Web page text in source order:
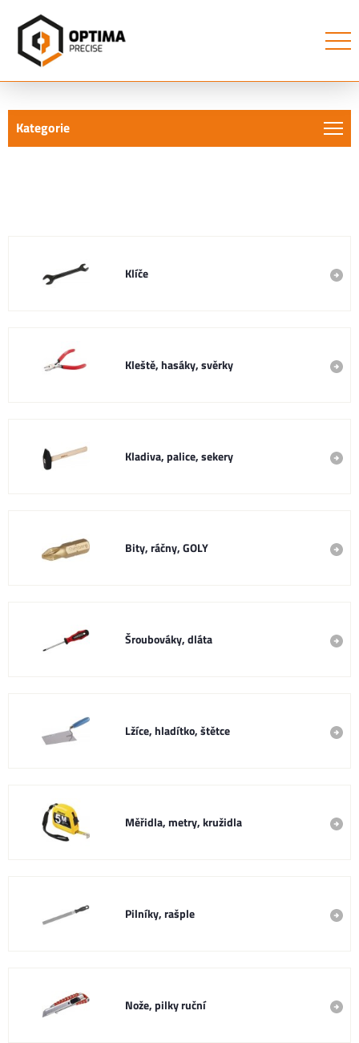
Kategorie
Klíče
Kleště, hasáky, svěrky
Kladiva, palice, sekery
Bity, ráčny, GOLY
Šroubováky, dláta
Lžíce, hladítko, štětce
Měřidla, metry, kružidla
Pilníky, rašple
Nože, pilky ruční